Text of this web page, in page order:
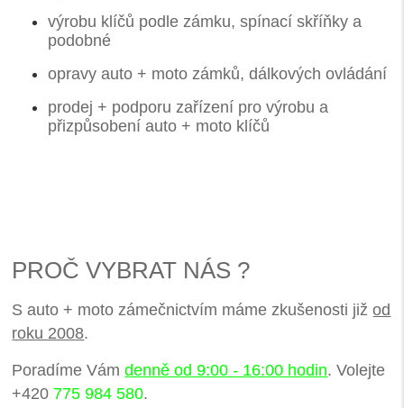
výrobu klíčů podle zámku, spínací skříňky a
podobné
opravy auto + moto zámků, dálkových ovládání
prodej + podporu zařízení pro výrobu a
přizpůsobení auto + moto klíčů
PROČ VYBRAT NÁS ?
S auto + moto zámečnictvím máme zkušenosti jižod
roku 2008.
Poradíme Vámdenně od 9:00 - 16:00 hodin. Volejte
+420 775 984 580.